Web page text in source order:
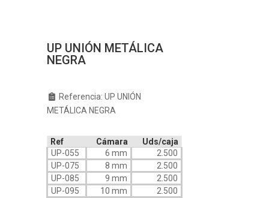
UP UNIÓN METÁLICA
NEGRA
Referencia: UP UNIÓN
METÁLICA NEGRA
Ref Cámara
Uds/caja
UP-055
6 mm
2.500
UP-075
8 mm
2.500
UP-085
9 mm
2.500
UP-095
10 mm
2.500